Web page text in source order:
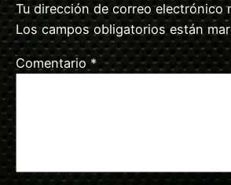
Tu dirección de correo electrónico
Los campos obligatorios están
Comentario *